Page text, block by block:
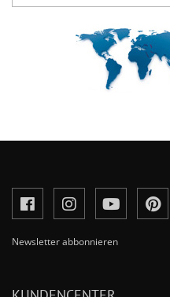
Newsletter abbonnieren